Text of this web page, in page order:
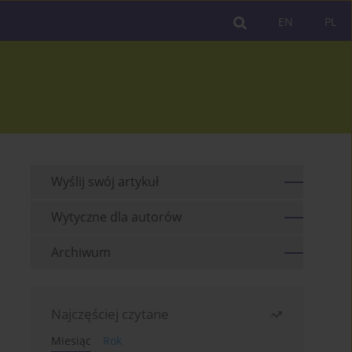
PL
EN
Wyślij swój artykuł
Wytyczne dla autorów
Archiwum
Najczęściej czytane
Miesiąc
Rok